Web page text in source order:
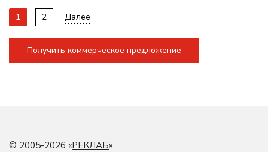
1 2 Далее
Получить коммерческое предложение
© 2005-2026 «РЕКЛАБ»